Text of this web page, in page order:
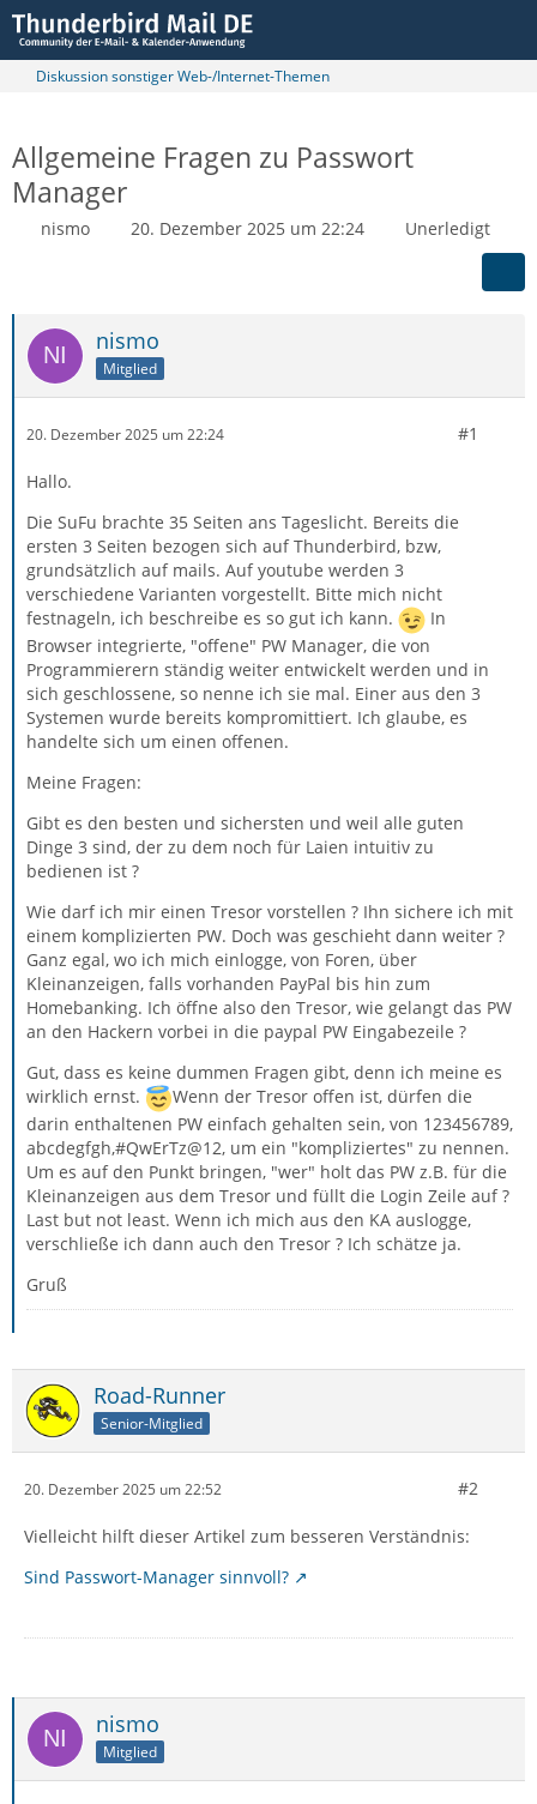
Diskussion sonstiger Web-/Internet-Themen
Allgemeine Fragen zu Passwort
Manager
nismo 20. Dezember 2025 um 22:24 Unerledigt
nismo
Mitglied
20. Dezember 2025 um 22:24 #1
Hallo.
Die SuFu brachte 35 Seiten ans Tageslicht. Bereits die
ersten 3 Seiten bezogen sich auf Thunderbird, bzw,
grundsätzlich auf mails. Auf youtube werden 3
verschiedene Varianten vorgestellt. Bitte mich nicht
festnageln, ich beschreibe es so gut ich kann.
In
Browser integrierte, "offene" PW Manager, die von
Programmierern ständig weiter entwickelt werden und in
sich geschlossene, so nenne ich sie mal. Einer aus den 3
Systemen wurde bereits kompromittiert. Ich glaube, es
handelte sich um einen offenen.
Meine Fragen:
Gibt es den besten und sichersten und weil alle guten
Dinge 3 sind, der zu dem noch für Laien intuitiv zu
bedienen ist ?
Wie darf ich mir einen Tresor vorstellen ? Ihn sichere ich mit
einem komplizierten PW. Doch was geschieht dann weiter ?
Ganz egal, wo ich mich einlogge, von Foren, über
Kleinanzeigen, falls vorhanden PayPal bis hin zum
Homebanking. Ich öffne also den Tresor, wie gelangt das PW
an den Hackern vorbei in die paypal PW Eingabezeile ?
Gut, dass es keine dummen Fragen gibt, denn ich meine es
wirklich ernst.
Wenn der Tresor offen ist, dürfen die
darin enthaltenen PW einfach gehalten sein, von 123456789,
abcdegfgh,#QwErTz@12, um ein "kompliziertes" zu nennen.
Um es auf den Punkt bringen, "wer" holt das PW z.B. für die
Kleinanzeigen aus dem Tresor und füllt die Login Zeile auf ?
Last but not least. Wenn ich mich aus den KA auslogge,
verschließe ich dann auch den Tresor ? Ich schätze ja.
Gruß
Road-Runner
Senior-Mitglied
20. Dezember 2025 um 22:52 #2
Vielleicht hilft dieser Artikel zum besseren Verständnis:
Sind Passwort-Manager sinnvoll?
nismo
Mitglied